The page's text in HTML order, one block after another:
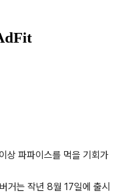
상 파파이스를 먹을 기회가
거는 작년 8월 17일에 출시